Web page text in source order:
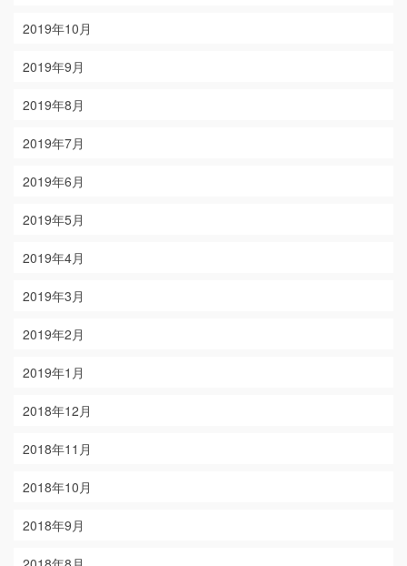
2019年10月
2019年9月
2019年8月
2019年7月
2019年6月
2019年5月
2019年4月
2019年3月
2019年2月
2019年1月
2018年12月
2018年11月
2018年10月
2018年9月